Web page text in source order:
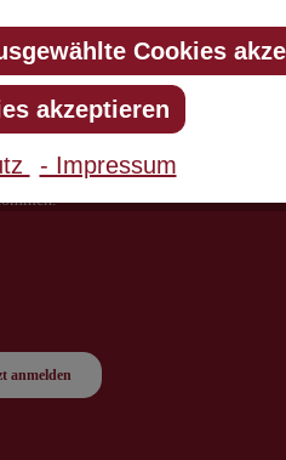
Cookies
akzeptieren
- Impressum